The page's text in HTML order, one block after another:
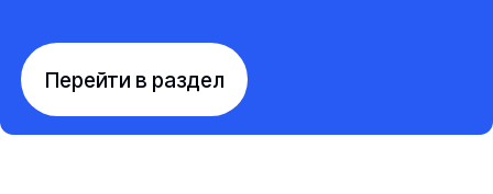
Перейти в раздел